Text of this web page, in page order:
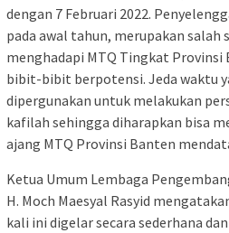
dengan 7 Februari 2022.
pada awal tahun, merupakan salah
menghadapi MTQ Tingkat Provinsi
bibit-bibit berpotensi. Jeda waktu
dipergunakan untuk melakukan
kafilah sehingga diharapkan bisa
ajang MTQ Provinsi Banten
Ketua Umum Lembaga
H. Moch Maesyal Rasyid
kali ini digelar secara sederhana